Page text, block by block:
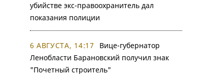
убийстве экс-правоохранитель дал
показания полиции
6 АВГУСТА, 14:17
Вице-губернатор
Ленобласти Барановский получил знак
"Почетный строитель"